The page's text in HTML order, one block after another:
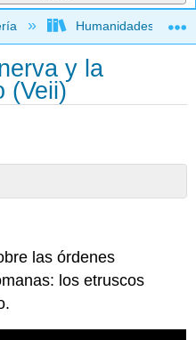
global
Humanidades
y la
(Veii)
las órdenes
los etruscos